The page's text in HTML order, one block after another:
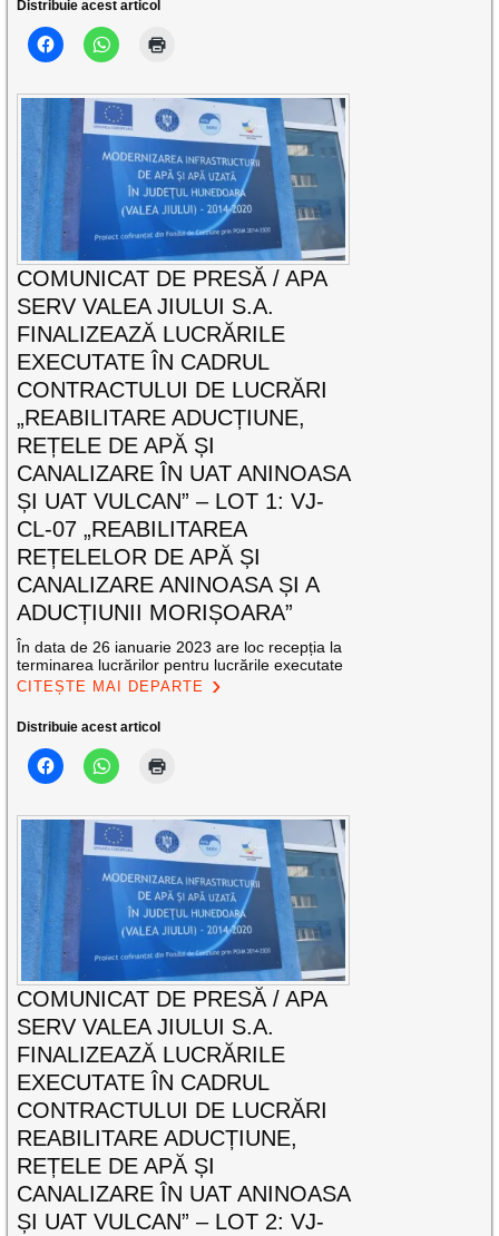
Distribuie acest articol
COMUNICAT DE PRESĂ / APA
SERV VALEA JIULUI S.A.
FINALIZEAZĂ LUCRĂRILE
EXECUTATE ÎN CADRUL
CONTRACTULUI DE LUCRĂRI
„REABILITARE ADUCȚIUNE,
REȚELE DE APĂ ȘI
CANALIZARE ÎN UAT ANINOASA
ȘI UAT VULCAN” – LOT 1: VJ-
CL-07 „REABILITAREA
REȚELELOR DE APĂ ȘI
CANALIZARE ANINOASA ȘI A
ADUCȚIUNII MORIȘOARA”
În data de 26 ianuarie 2023 are loc recepția la
terminarea lucrărilor pentru lucrările executate
CITEȘTE MAI DEPARTE
Distribuie acest articol
COMUNICAT DE PRESĂ / APA
SERV VALEA JIULUI S.A.
FINALIZEAZĂ LUCRĂRILE
EXECUTATE ÎN CADRUL
CONTRACTULUI DE LUCRĂRI
REABILITARE ADUCȚIUNE,
REȚELE DE APĂ ȘI
CANALIZARE ÎN UAT ANINOASA
ȘI UAT VULCAN” – LOT 2: VJ-